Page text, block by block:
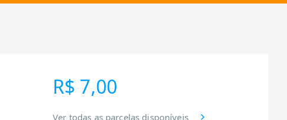
R$ 7,00
Ver todas as parcelas disponíveis